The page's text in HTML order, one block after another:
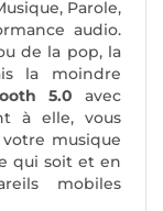
Parole,
audio.
de la pop, la
la moindre
5.0avec
à elle, vous
musique
qui soit et en
mobiles